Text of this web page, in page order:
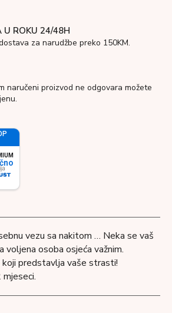
U ROKU 24/48H
za narudžbe preko 150KM.
naručeni proizvod ne odgovara možete
vezu sa nakitom … Neka se vaš
voljena osoba osjeća važnim.
predstavlja vaše strasti!
mjeseci.